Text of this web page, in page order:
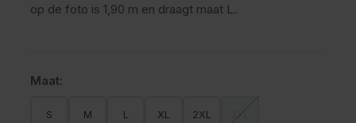
op de foto is 1,90 m en draagt maat L.
Maat:
S M L XL 2XL 3XL